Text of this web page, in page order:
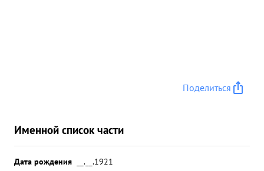
Поделиться
Именной список части
Дата рождения
__.__.1921